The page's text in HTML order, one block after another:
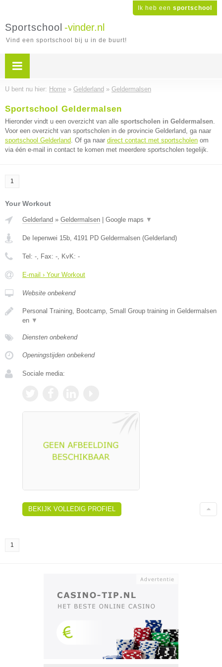
Ik heb een sportschool
Sportschool -vinder.nl
Vind een sportschool bij u in de buurt!
U bent nu hier: Home » Gelderland » Geldermalsen
Sportschool Geldermalsen
Hieronder vindt u een overzicht van alle sportscholen in Geldermalsen.
Voor een overzicht van sportscholen in de provincie Gelderland, ga naar
sportschool Gelderland. Of ga naar direct contact met sportscholen om
via één e-mail in contact te komen met meerdere sportscholen tegelijk.
1
Your Workout
Gelderland » Geldermalsen Google maps ▼
De Iepenwei 15b, 4191 PD Geldermalsen (Gelderland)
Tel: -, Fax: -, KvK: -
E-mail › Your Workout
Website onbekend
Personal Training, Bootcamp, Small Group training in Geldermalsen
en ▼
Diensten onbekend
Openingstijden onbekend
Sociale media:
BEKIJK VOLLEDIG PROFIEL
1